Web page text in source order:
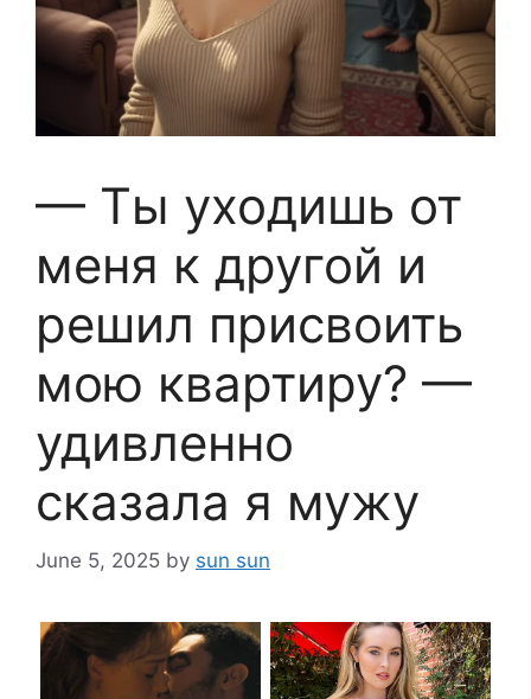
— Ты уходишь от
меня к другой и
решил присвоить
мою квартиру? —
удивленно
сказала я мужу
June 5, 2025 by sun sun